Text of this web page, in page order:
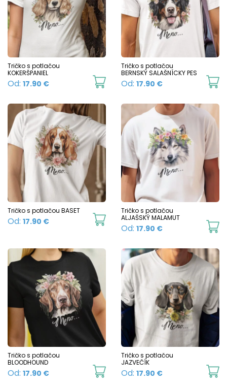
be
chosen
on
the
product
page
Tričko s potlačou
KOKERŠPANIEL
Od: 17.90 €
This
has
multiple
variants.
options
may
be
chosen
product
page
Tričko s potlačou
BERNSKÝ SALAŠNÍCKY PES
Od: 17.90 €
Tričko s potlačou BASET
Od: 17.90 €
This
product
has
multiple
variants.
options
may
chosen
Tričko s potlačou
ALJAŠSKÝ MALAMUT
Od: 17.90 €
Tričko s potlačou
BLOODHOUND
Od: 17.90 €
This
Tričko s potlačou
JAZVEČÍK
Od: 17.90 €